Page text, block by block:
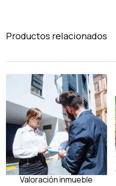
Productos relacionados
Valoración inmueble